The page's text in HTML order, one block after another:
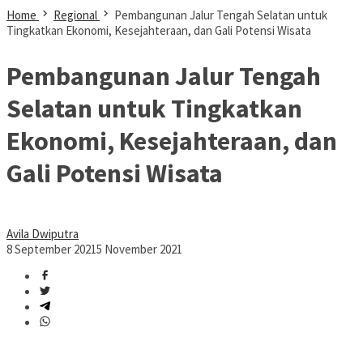
Home Regional
Pembangunan Jalur Tengah Selatan untuk
Tingkatkan Ekonomi, Kesejahteraan, dan Gali Potensi Wisata
Pembangunan Jalur Tengah
Selatan untuk Tingkatkan
Ekonomi, Kesejahteraan, dan
Gali Potensi Wisata
Avila Dwiputra
8 September 20215 November 2021